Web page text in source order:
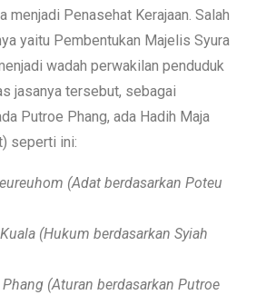
menjadi Penasehat Kerajaan. Salah
yaitu Pembentukan Majelis Syura
wadah perwakilan penduduk
jasanya tersebut, sebagai
Putroe Phang, ada Hadih Maja
seperti ini:
(Adat berdasarkan Poteu
(Hukum berdasarkan Syiah
(Aturan berdasarkan Putroe